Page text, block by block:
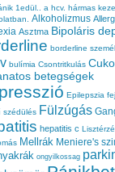
1edül..
a hcv. hármas
Alkoholizmus
Asztma Bipoláris
borderline
bulímia Csontritkulás
betegségek
Epilepszia
szédülés Fülzúgás
hepatitis c
Mellrák Meniere's
ongyilkossag